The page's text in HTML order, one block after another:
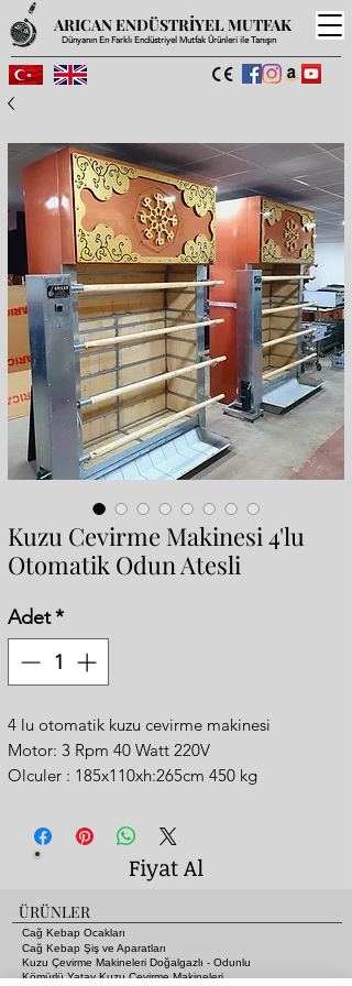
Dünyanın En Farklı Endüstriyel Mutfak Ürünleri ile Tanışın
ARICAN ENDÜSTRİYEL MUTFAK
Kuzu Cevirme Makinesi 4'lu
Otomatik Odun Atesli
Adet*
4 lu otomatik kuzu cevirme makinesi
Motor: 3 Rpm 40 Watt 220V
Olculer : 185x110xh:265cm 450 kg
Bakir gorunumlu estetik gorunum
Cift bacali
Siparis suresi : 20 gun
Quartet automatic lamb roasting machine
Motor: 3 Rpm 40 Watt 220V
Dimensions: 185x110xh:265cm 450 kg
Fiyat Al
ÜRÜNLER
Cağ Kebap Ocakları
Cağ Kebap Şiş ve Aparatları
Kuzu Çevirme Makineleri Doğalgazlı - Odunlu
Kömürlü Yatay Kuzu Çevirme Makineleri